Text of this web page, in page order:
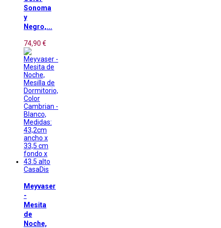
Sonoma
y
Negro,...
74,90 €
CasaDis
Meyvaser
-
Mesita
de
Noche,